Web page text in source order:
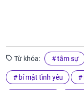
Từ khóa: tâm sự
bí mật tình yêu